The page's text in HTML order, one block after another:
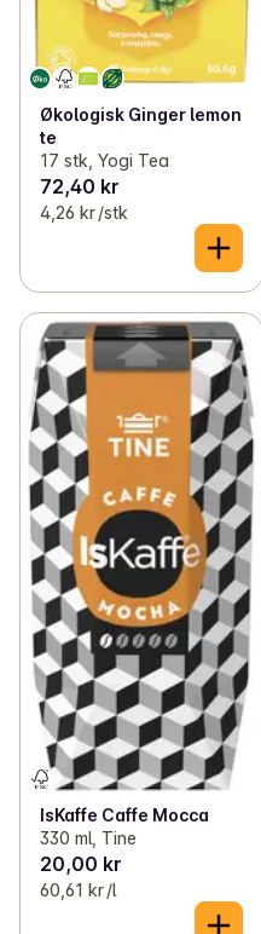
Økologisk Ginger lemon
te
17 stk, Yogi Tea
72,40 kr
4,26 kr /stk
IsKaffe Caffe Mocca
330 ml, Tine
20,00 kr
60,61 kr /l